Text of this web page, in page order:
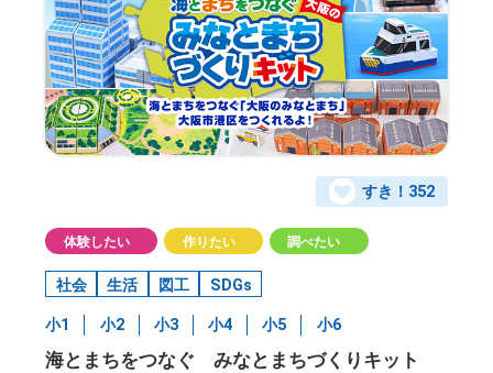
すき！ 352
体験したい 作りたい 調べたい
社会 生活 図工 SDGs
小1 小2 小3 小4 小5 小6
海とまちをつなぐ みなとまちづくりキット